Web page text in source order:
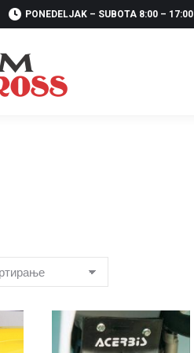
PONEDELJAK – SUBOTA 8:00 – 17:00